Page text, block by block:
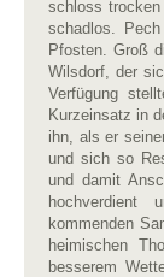
schloss
schadlos.
Pfosten. Groß
Wilsdorf, der
Verfügung
Kurzeinsatz in
ihn, als er
und sich so
und damit
hochverdient
kommenden
heimischen
besserem